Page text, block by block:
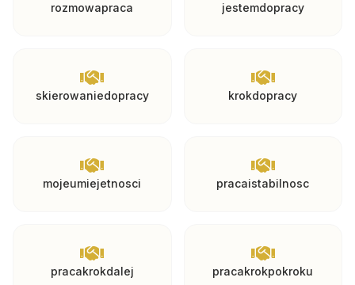
rozmowapraca jestemdopracy
skierowaniedopracy krokdopracy
mojeumiejetnosci pracaistabilnosc
pracakrokdalej pracakrokpokroku